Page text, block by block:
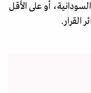
أو على الأقل
القرار.